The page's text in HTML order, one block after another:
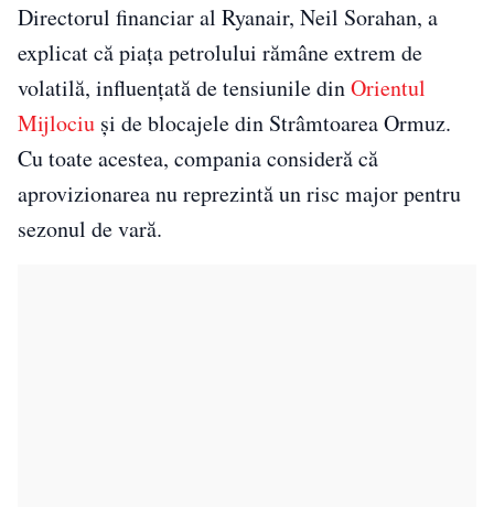
Directorul financiar al Ryanair, Neil Sorahan, a
explicat că piața petrolului rămâne extrem de
volatilă, influențată de tensiunile dinOrientul
Mijlociu și de blocajele din Strâmtoarea Ormuz.
Cu toate acestea, compania consideră că
aprovizionarea nu reprezintă un risc major pentru
sezonul de vară.